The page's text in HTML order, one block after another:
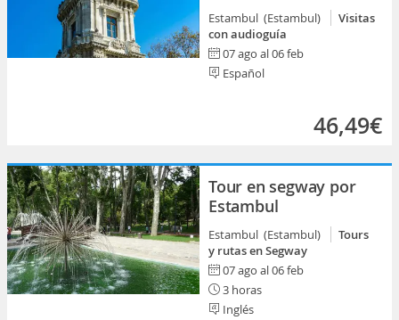
Estambul (Estambul)
Visitas
con audioguía
07 ago al 06 feb
Español
46,49€
Tour en segway por
Estambul
Estambul (Estambul)
Tours
y rutas en Segway
07 ago al 06 feb
3 horas
Inglés